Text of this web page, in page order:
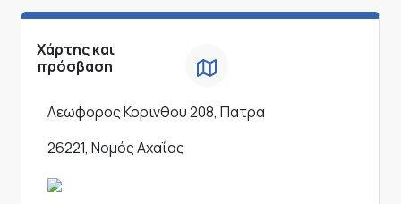
Χάρτης και
πρόσβαση
Λεωφορος Κορινθου 208, Πατρα
26221, Νομός Αχαΐας